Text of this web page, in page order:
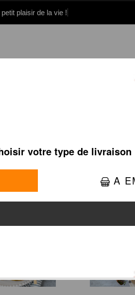
petit plaisir de la vie !
SAVOURER